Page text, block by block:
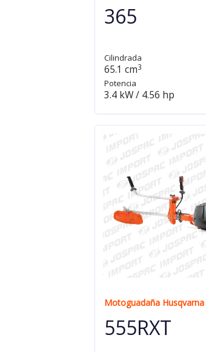
365
Cilindrada
65.1 cm3
Potencia
3.4 kW / 4.56 hp
Motoguadaña Husqvarna
555RXT